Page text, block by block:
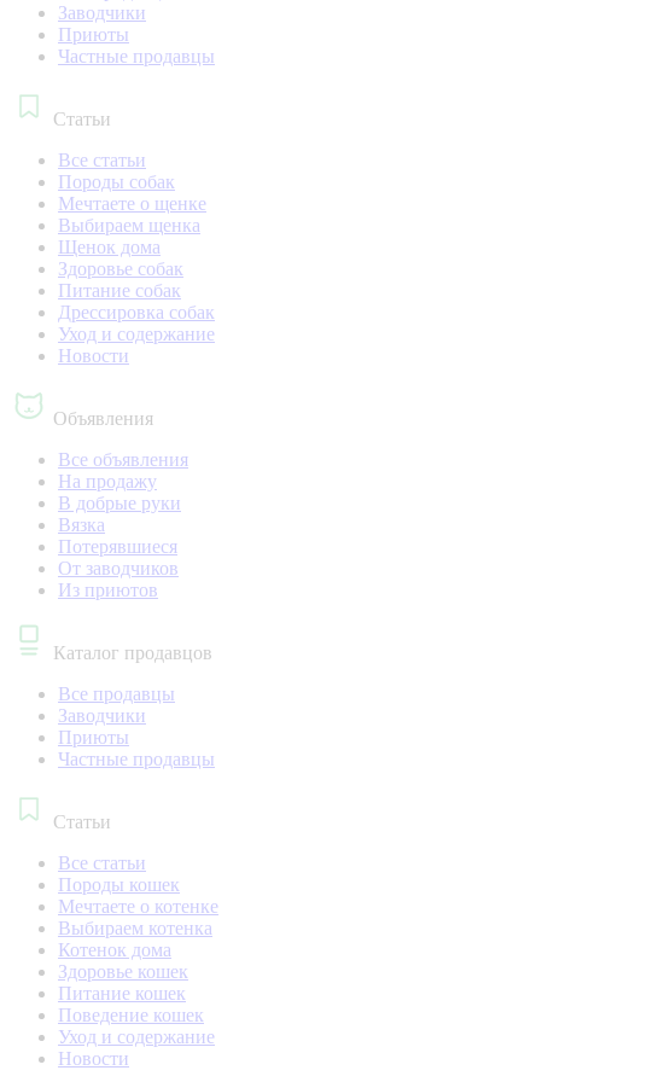
Заводчики
Приюты
Частные продавцы
Статьи
Все статьи
Породы собак
Мечтаете о щенке
Выбираем щенка
Щенок дома
Здоровье собак
Питание собак
Дрессировка собак
Уход и содержание
Новости
Объявления
Все объявления
На продажу
В добрые руки
Вязка
Потерявшиеся
От заводчиков
Из приютов
Каталог продавцов
Все продавцы
Заводчики
Приюты
Частные продавцы
Статьи
Все статьи
Породы кошек
Мечтаете о котенке
Выбираем котенка
Котенок дома
Здоровье кошек
Питание кошек
Поведение кошек
Уход и содержание
Новости